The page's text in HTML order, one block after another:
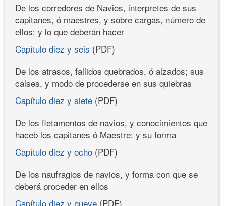
De los corredores de Navios, interpretes de sus
capitanes, ó maestres, y sobre cargas, número de
ellos: y lo que deberán hacer
Capítulo diez y seis (PDF)
De los atrasos, fallidos quebrados, ó alzados; sus
calses, y modo de procederse en sus quiebras
Capítulo diez y siete (PDF)
De los fletamentos de navios, y conocimientos que
haceb los capitanes ó Maestre: y su forma
Capítulo diez y ocho (PDF)
De los naufragios de navios, y forma con que se
deberá proceder en ellos
Capítulo diez y nueve (PDF)